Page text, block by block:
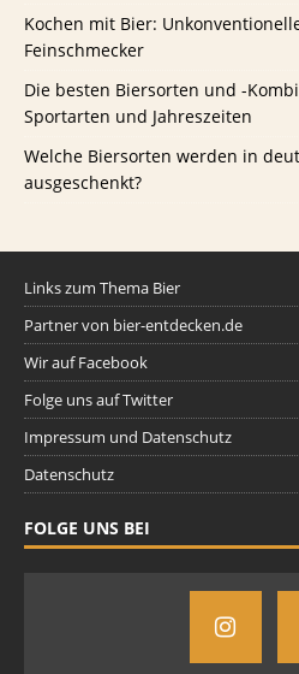
Kochen mit Bier:
Feinschmecker
Die besten Biersorten und -
Sportarten und Jahreszeiten
Welche Biersorten werden in
ausgeschenkt?
Links zum Thema Bier
Partner von bier-entdecken.de
Wir auf Facebook
Folge uns auf Twitter
Impressum und Datenschutz
Datenschutz
FOLGE UNS BEI